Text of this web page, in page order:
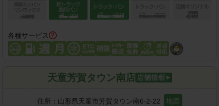
各種サービス
天童芳賀タウン南店
住所： 山形県天童市芳賀タウン南6-2-22 地図